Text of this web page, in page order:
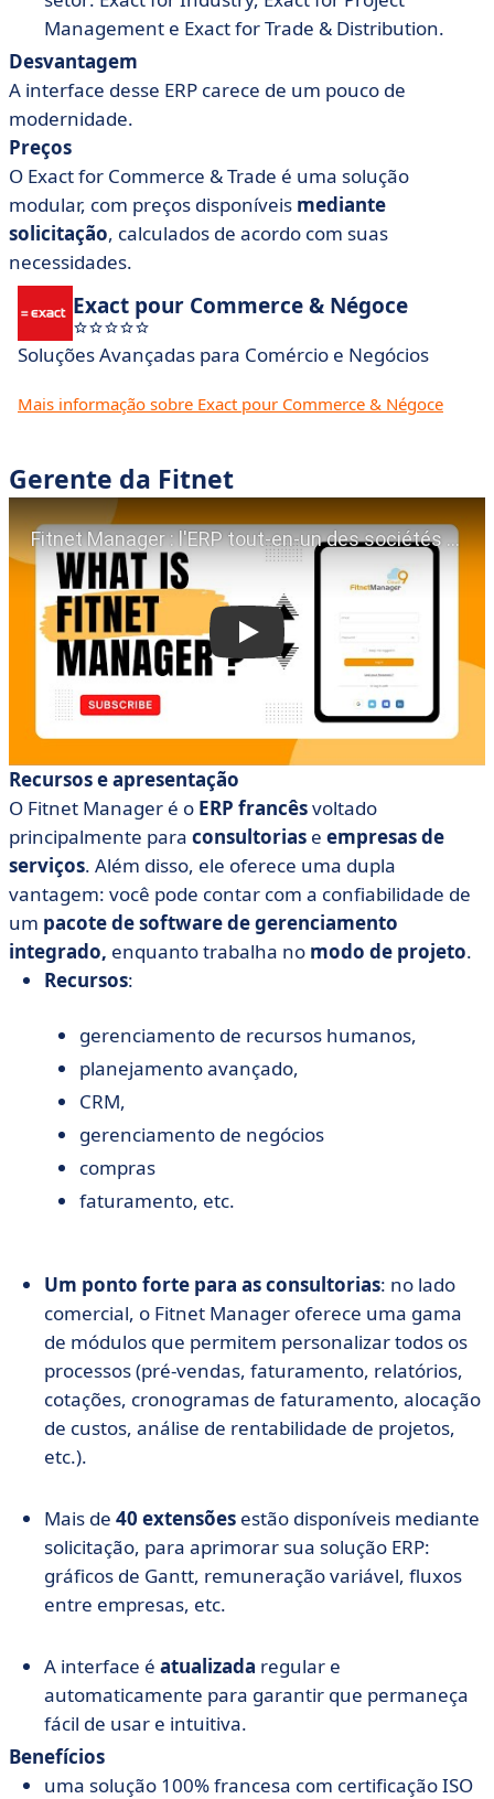
Management e Exact for Trade & Distribution.
Desvantagem
A interface desse ERP carece de um pouco de
modernidade.
Preços
O Exact for Commerce & Trade é uma solução
modular, com preços disponíveis mediante
solicitação, calculados de acordo com suas
necessidades.
Exact pour Commerce & Négoce
Soluções Avançadas para Comércio e Negócios
Mais informação sobre Exact pour Commerce & Négoce
Gerente da Fitnet
Recursos e apresentação
O Fitnet Manager é o ERP francêsvoltado
principalmente para consultorias e empresas de
serviços. Além disso, ele oferece uma dupla
vantagem: você pode contar com a confiabilidade de
um pacote de software de gerenciamento
integrado, enquanto trabalha no modo de projeto.
Recursos:
gerenciamento de recursos humanos,
planejamento avançado,
CRM,
gerenciamento de negócios
compras
faturamento, etc.
Um ponto forte para as consultorias: no lado
comercial, o Fitnet Manager oferece uma gama
de módulos que permitem personalizar todos os
processos (pré-vendas, faturamento, relatórios,
cotações, cronogramas de faturamento, alocação
de custos, análise de rentabilidade de projetos,
etc.).
Mais de 40 extensões estão disponíveis mediante
solicitação, para aprimorar sua solução ERP:
gráficos de Gantt, remuneração variável, fluxos
entre empresas, etc.
A interface é atualizada regular e
automaticamente para garantir que permaneça
fácil de usar e intuitiva.
Benefícios
uma solução 100% francesa com certificação ISO